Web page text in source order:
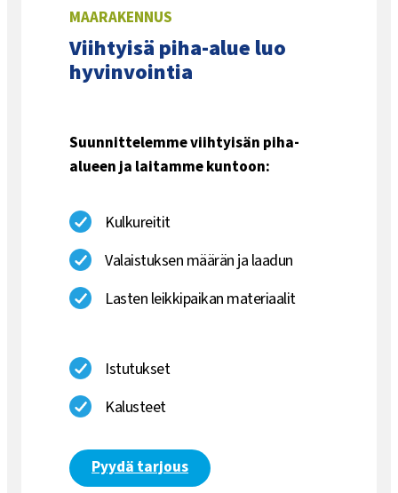
MAARAKENNUS
Viihtyisä piha-alue luo
hyvinvointia
Suunnittelemme viihtyisän piha-
alueen ja laitamme kuntoon:
Kulkureitit
Valaistuksen määrän ja laadun
Lasten leikkipaikan materiaalit
Istutukset
Kalusteet
Pyydä tarjous